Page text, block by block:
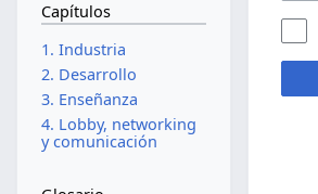
Capítulos
1. Industria
2. Desarrollo
3. Enseñanza
4. Lobby, networking
y comunicación